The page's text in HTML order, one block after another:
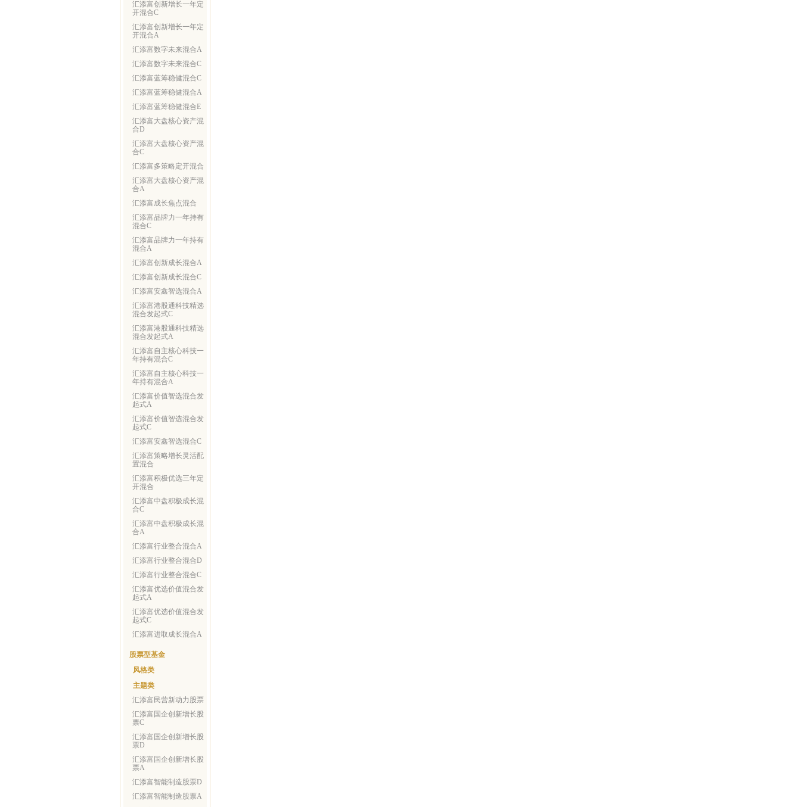
汇添富创新增长一年定
开混合C
汇添富创新增长一年定
开混合A
汇添富数字未来混合A
汇添富数字未来混合C
汇添富蓝筹稳健混合C
汇添富蓝筹稳健混合A
汇添富蓝筹稳健混合E
汇添富大盘核心资产混
合D
汇添富大盘核心资产混
合C
汇添富多策略定开混合
汇添富大盘核心资产混
合A
汇添富成长焦点混合
汇添富品牌力一年持有
混合C
汇添富品牌力一年持有
混合A
汇添富创新成长混合A
汇添富创新成长混合C
汇添富安鑫智选混合A
汇添富港股通科技精选
混合发起式C
汇添富港股通科技精选
混合发起式A
汇添富自主核心科技一
年持有混合C
汇添富自主核心科技一
年持有混合A
汇添富价值智选混合发
起式A
汇添富价值智选混合发
起式C
汇添富安鑫智选混合C
汇添富策略增长灵活配
置混合
汇添富积极优选三年定
开混合
汇添富中盘积极成长混
合C
汇添富中盘积极成长混
合A
汇添富行业整合混合A
汇添富行业整合混合D
汇添富行业整合混合C
汇添富优选价值混合发
起式A
汇添富优选价值混合发
起式C
汇添富进取成长混合A
股票型基金
风格类
主题类
汇添富民营新动力股票
汇添富国企创新增长股
票C
汇添富国企创新增长股
票D
汇添富国企创新增长股
票A
汇添富智能制造股票D
汇添富智能制造股票A